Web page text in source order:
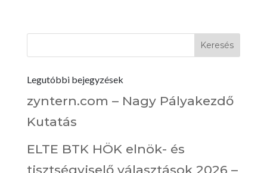
Legutóbbi bejegyzések
zyntern.com – Nagy Pályakezdő
Kutatás
ELTE BTK HÖK elnök- és
tisztségviselő választások 2026 –